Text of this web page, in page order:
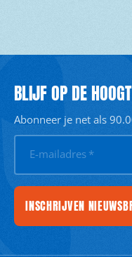
BLIJF OP DE
Abonneer je net als
E-mailadres *
INSCHRIJVEN